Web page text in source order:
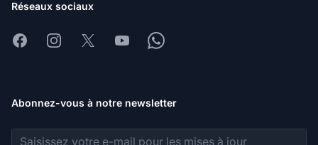
Réseaux sociaux
FacebookInstagram
X YoutubeWhatsapp
Abonnez-vous à notre newsletter
Adresse e-mail